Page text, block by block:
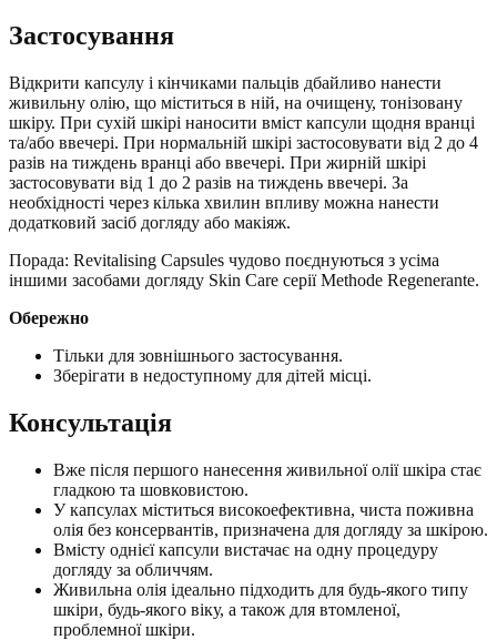
Застосування
Відкрити капсулу і кінчиками пальців дбайливо нанести
живильну олію, що міститься в ній, на очищену, тонізовану
шкіру. При сухій шкірі наносити вміст капсули щодня вранці
та/або ввечері. При нормальній шкірі застосовувати від 2 до 4
разів на тиждень вранці або ввечері. При жирній шкірі
застосовувати від 1 до 2 разів на тиждень ввечері. За
необхідності через кілька хвилин впливу можна нанести
додатковий засіб догляду або макіяж.
Порада: Revitalising Capsules чудово поєднуються з усіма
іншими засобами догляду Skin Care серії Methode Regenerante.
Обережно
Тільки для зовнішнього застосування.
Зберігати в недоступному для дітей місці.
Консультація
Вже після першого нанесення живильної олії шкіра стає
гладкою та шовковистою.
У капсулах міститься високоефективна, чиста поживна
олія без консервантів, призначена для догляду за шкірою.
Вмісту однієї капсули вистачає на одну процедуру
догляду за обличчям.
Живильна олія ідеально підходить для будь-якого типу
шкіри, будь-якого віку, а також для втомленої,
проблемної шкіри.